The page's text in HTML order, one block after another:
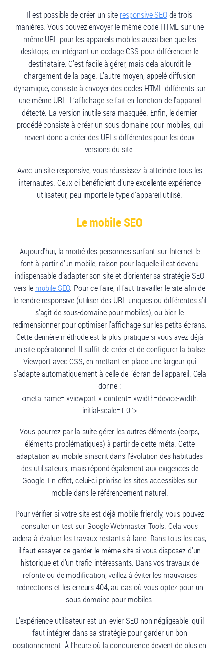
Il est possible de créer un site responsive SEOde trois
manières. Vous pouvez envoyer le même code HTML sur une
même URL pour les appareils mobiles aussi bien que les
desktops, en intégrant un codage CSS pour différencier le
destinataire. C’est facile à gérer, mais cela alourdit le
chargement de la page. L’autre moyen, appelé diffusion
dynamique, consiste à envoyer des codes HTML différents sur
une même URL. L’affichage se fait en fonction de l’appareil
détecté. La version inutile sera masquée. Enfin, le dernier
procédé consiste à créer un sous-domaine pour mobiles, qui
revient donc à créer des URLs différentes pour les deux
versions du site.
Avec un site responsive, vous réussissez à atteindre tous les
internautes. Ceux-ci bénéficient d’une excellente expérience
utilisateur, peu importe le type d’appareil utilisé.
Le mobile SEO
Aujourd’hui, la moitié des personnes surfant sur Internet le
font à partir d’un mobile, raison pour laquelle il est devenu
indispensable d’adapter son site et d’orienter sa stratégie SEO
vers le mobile SEO. Pour ce faire, il faut travailler le site afin de
le rendre responsive (utiliser des URL uniques ou différentes s’il
s’agit de sous-domaine pour mobiles), ou bien le
redimensionner pour optimiser l’affichage sur les petits écrans.
Cette dernière méthode est la plus pratique si vous avez déjà
un site opérationnel. Il suffit de créer et de configurer la balise
Viewport avec CSS, en mettant en place une largeur qui
s’adapte automatiquement à celle de l’écran de l’appareil. Cela
donne :
<meta name= »viewport » content= »width=device-width,
initial-scale=1.0″>
Vous pourrez par la suite gérer les autres éléments (corps,
éléments problématiques) à partir de cette méta. Cette
adaptation au mobile s’inscrit dans l’évolution des habitudes
des utilisateurs, mais répond également aux exigences de
Google. En effet, celui-ci priorise les sites accessibles sur
mobile dans le référencement naturel.
Pour vérifier si votre site est déjà mobile friendly, vous pouvez
consulter un test sur Google Webmaster Tools. Cela vous
aidera à évaluer les travaux restants à faire. Dans tous les cas,
il faut essayer de garder le même site si vous disposez d’un
historique et d’un trafic intéressants. Dans vos travaux de
refonte ou de modification, veillez à éviter les mauvaises
redirections et les erreurs 404, au cas où vous optez pour un
sous-domaine pour mobiles.
L’expérience utilisateur est un levier SEO non négligeable, qu’il
faut intégrer dans sa stratégie pour garder un bon
positionnement. À l’heure où la concurrence devient de plus en